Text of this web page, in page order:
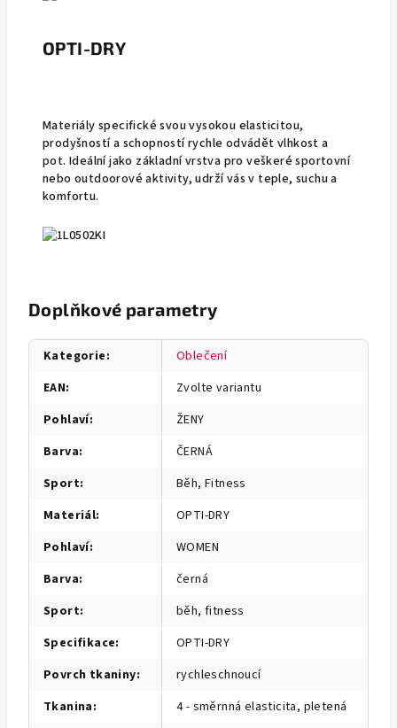
OPTI-DRY
Materiály specifické svou vysokou elasticitou,
prodyšností a schopností rychle odvádět vlhkost a
pot. Ideální jako základní vrstva pro veškeré sportovní
nebo outdoorové aktivity, udrží vás v teple, suchu a
komfortu.
Doplňkové parametry
Kategorie:
Oblečení
EAN:
Zvolte variantu
Pohlaví:
ŽENY
Barva:
ČERNÁ
Sport:
Běh, Fitness
Materiál:
OPTI-DRY
Pohlaví:
WOMEN
Barva:
černá
Sport:
běh, fitness
Specifikace:
OPTI-DRY
Povrch tkaniny:
rychleschnoucí
Tkanina:
4 - směrnná elasticita, pletená